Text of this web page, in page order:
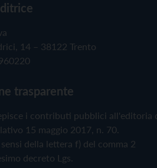
14 – 38122 Trento
trasparente
i contributi pubblici all'editoria
15 maggio 2017, n. 70.
della lettera f) del comma 2
decreto Lgs.